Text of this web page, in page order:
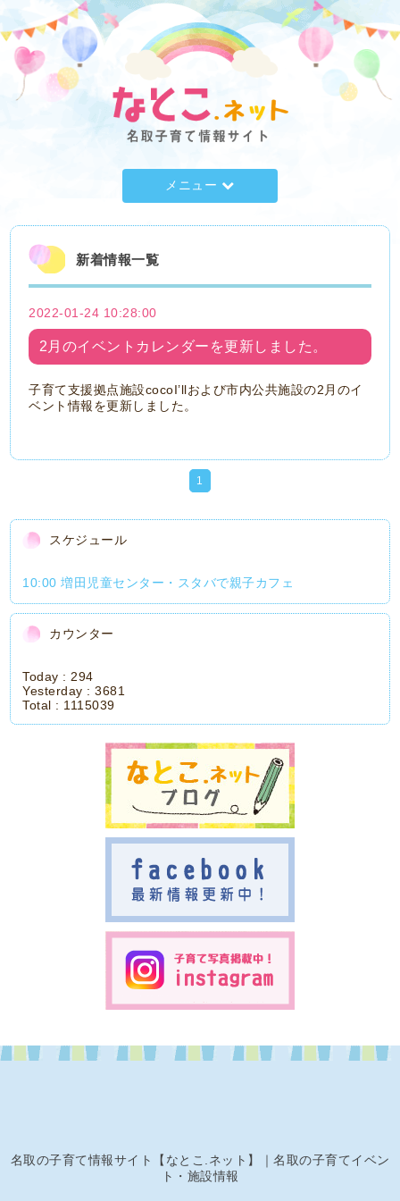
メニュー
新着情報一覧
2022-01-24 10:28:00
2月のイベントカレンダーを更新しました。
子育て支援拠点施設cocoI’llおよび市内公共施設の2月のイ
ベント情報を更新しました。
1
スケジュール
10:00 増田児童センター・スタバで親子カフェ
カウンター
Today : 294
Yesterday :3681
Total : 1115039
名取の子育て情報サイト【なとこ.ネット】｜名取の子育てイベン
ト・施設情報